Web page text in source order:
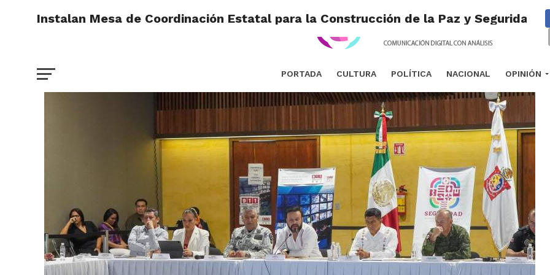
PORTADA CULTURA POLÍTICA NACIONAL OPINIÓN
Instalan Mesa de Coordinación Estatal para la Construcción de la Paz y Seguridad